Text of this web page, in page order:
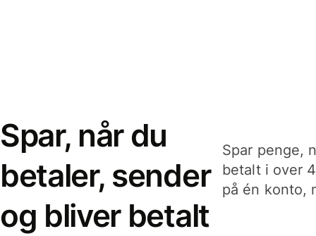
Spar, når du
betaler, sender
og bliver betalt
Spar penge,
betalt i over
på én konto,